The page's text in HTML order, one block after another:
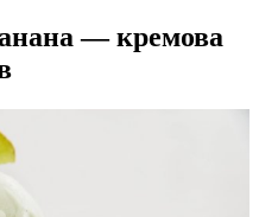
— кремова